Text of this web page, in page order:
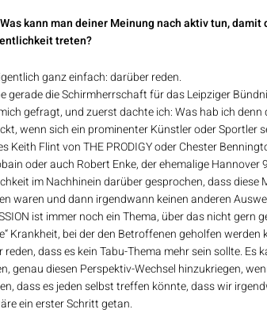
kann man deiner Meinung nach aktiv tun,
treten?
ganz einfach: darüber reden.
gerade die Schirmherrschaft für das Leipziger
gefragt, und zuerst dachte ich: Was hab ich
wenn sich ein prominenter Künstler oder Sportler
Keith Flint von THE PRODIGY oder Chester
oder auch Robert Enke, der ehemalige Hannover
im Nachhinein darüber gesprochen, dass diese
waren und dann irgendwann keinen anderen
ist immer noch ein Thema, über das nicht gern
Krankheit, bei der den Betroffenen geholfen
reden, dass es kein Tabu-Thema mehr sein sollte. Es
genau diesen Perspektiv-Wechsel hinzukriegen,
dass es jeden selbst treffen könnte, dass wir
ein erster Schritt getan.